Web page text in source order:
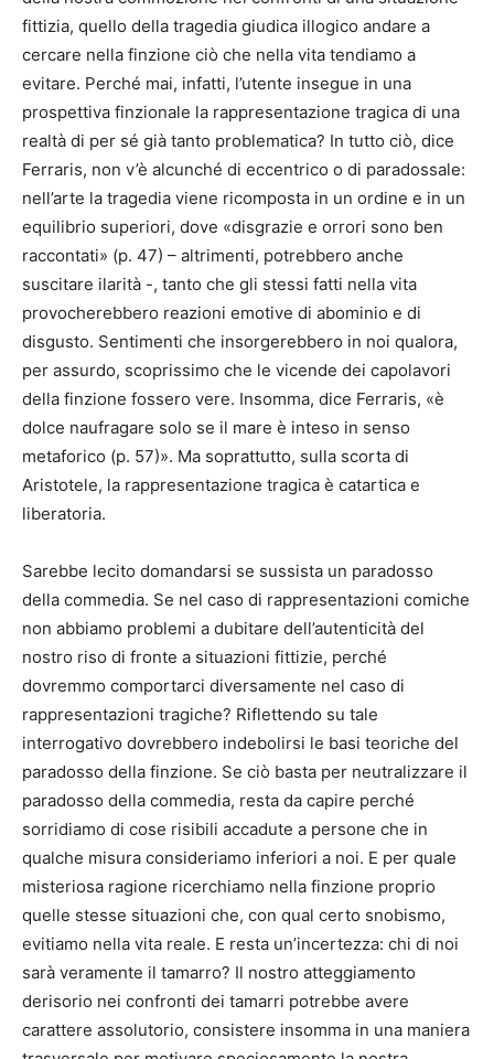
fittizia, quello della tragedia giudica illogico andare a
cercare nella finzione ciò che nella vita tendiamo a
evitare. Perché mai, infatti, l’utente insegue in una
prospettiva finzionale la rappresentazione tragica di una
realtà di per sé già tanto problematica? In tutto ciò, dice
Ferraris, non v’è alcunché di eccentrico o di paradossale:
nell’arte la tragedia viene ricomposta in un ordine e in un
equilibrio superiori, dove «disgrazie e orrori sono ben
raccontati» (p. 47) – altrimenti, potrebbero anche
suscitare ilarità -, tanto che gli stessi fatti nella vita
provocherebbero reazioni emotive di abominio e di
disgusto. Sentimenti che insorgerebbero in noi qualora,
per assurdo, scoprissimo che le vicende dei capolavori
della finzione fossero vere. Insomma, dice Ferraris, «è
dolce naufragare solo se il mare è inteso in senso
metaforico (p. 57)». Ma soprattutto, sulla scorta di
Aristotele, la rappresentazione tragica è catartica e
liberatoria.
Sarebbe lecito domandarsi se sussista un paradosso
della commedia. Se nel caso di rappresentazioni comiche
non abbiamo problemi a dubitare dell’autenticità del
nostro riso di fronte a situazioni fittizie, perché
dovremmo comportarci diversamente nel caso di
rappresentazioni tragiche? Riflettendo su tale
interrogativo dovrebbero indebolirsi le basi teoriche del
paradosso della finzione. Se ciò basta per neutralizzare il
paradosso della commedia, resta da capire perché
sorridiamo di cose risibili accadute a persone che in
qualche misura consideriamo inferiori a noi. E per quale
misteriosa ragione ricerchiamo nella finzione proprio
quelle stesse situazioni che, con qual certo snobismo,
evitiamo nella vita reale. E resta un’incertezza: chi di noi
sarà veramente il tamarro? Il nostro atteggiamento
derisorio nei confronti dei tamarri potrebbe avere
carattere assolutorio, consistere insomma in una maniera